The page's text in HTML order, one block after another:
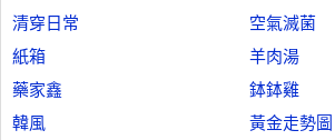
清穿日常
空氣滅菌
紙箱
羊肉湯
藥家鑫
鉢鉢雞
韓風
黃金走勢圖